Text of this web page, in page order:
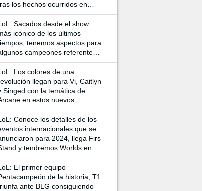
los hechos ocurridos en
Sacados desde el show
icónico de los últimos
tenemos aspectos para
campeones referentes
Arcane
Los colores de una
llegan para Vi, Caitlyn
Singed con la temática de
en estos nuevos
Conoce los detalles de los
internacionales que se
para 2024, llega Firs
y tendremos Worlds en
El primer equipo
de la historia, T1
ante BLG consiguiendo